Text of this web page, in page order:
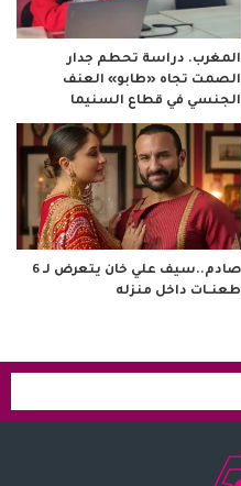
المغرب. دراسة تحطم جدار
الصمت تجاه «طابو» العنف
الجنسي في قطاع السنيما
صادم..سيف علي خان يتعرض لـ 6
طعنــات داخل منزله